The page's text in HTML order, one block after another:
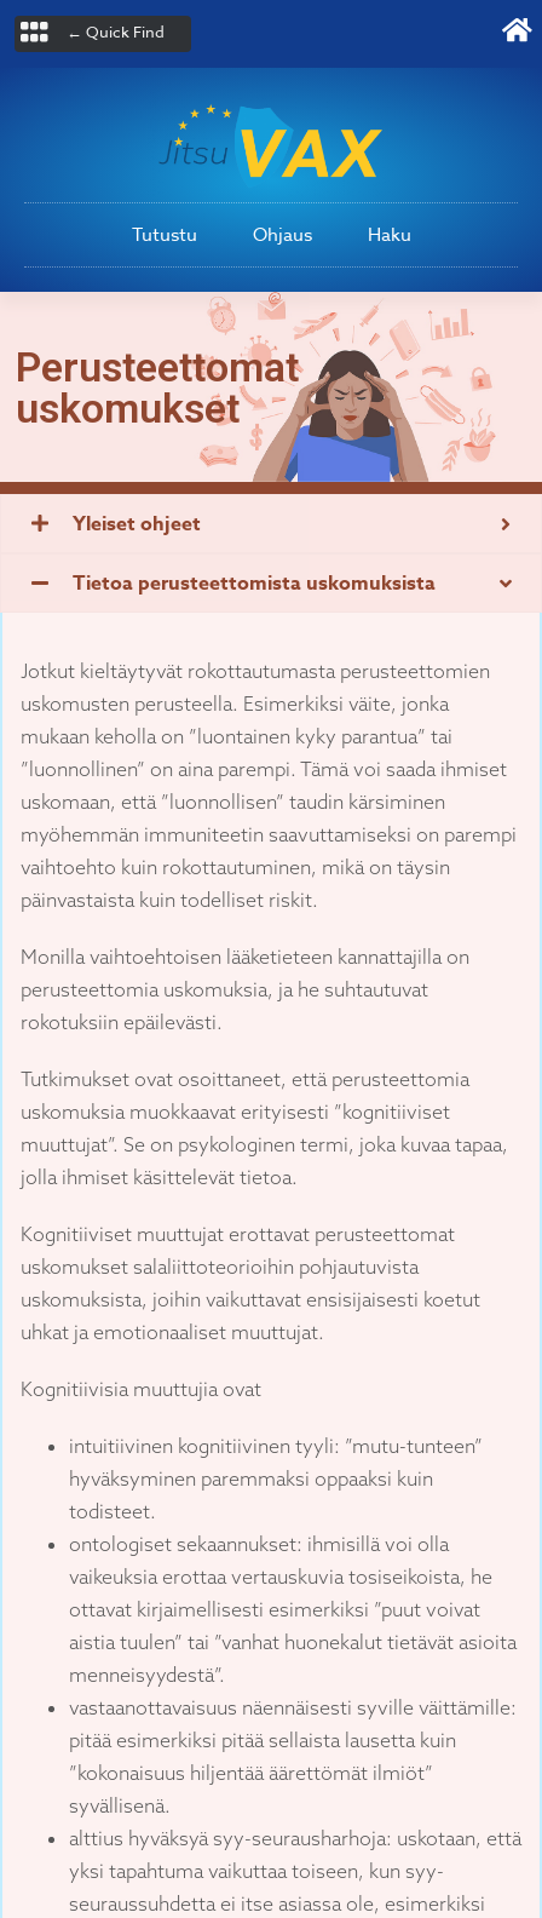
← Quick Find
Tutustu Ohjaus Haku
Perusteettomat
uskomukset
Yleiset ohjeet
Tietoa perusteettomista uskomuksista
Jotkut kieltäytyvät rokottautumasta perusteettomien
uskomusten perusteella. Esimerkiksi väite, jonka
mukaan keholla on ”luontainen kyky parantua” tai
”luonnollinen” on aina parempi. Tämä voi saada ihmiset
uskomaan, että ”luonnollisen” taudin kärsiminen
myöhemmän immuniteetin saavuttamiseksi on parempi
vaihtoehto kuin rokottautuminen, mikä on täysin
päinvastaista kuin todelliset riskit.
Monilla vaihtoehtoisen lääketieteen kannattajilla on
perusteettomia uskomuksia, ja he suhtautuvat
rokotuksiin epäilevästi.
Tutkimukset ovat osoittaneet, että perusteettomia
uskomuksia muokkaavat erityisesti ”kognitiiviset
muuttujat”. Se on psykologinen termi, joka kuvaa tapaa,
jolla ihmiset käsittelevät tietoa.
Kognitiiviset muuttujat erottavat perusteettomat
uskomukset salaliittoteorioihin pohjautuvista
uskomuksista, joihin vaikuttavat ensisijaisesti koetut
uhkat ja emotionaaliset muuttujat.
Kognitiivisia muuttujia ovat
intuitiivinen kognitiivinen tyyli: ”mutu-tunteen”
hyväksyminen paremmaksi oppaaksi kuin
todisteet.
ontologiset sekaannukset: ihmisillä voi olla
vaikeuksia erottaa vertauskuvia tosiseikoista, he
ottavat kirjaimellisesti esimerkiksi ”puut voivat
aistia tuulen” tai ”vanhat huonekalut tietävät asioita
menneisyydestä”.
vastaanottavaisuus näennäisesti syville väittämille:
pitää esimerkiksi pitää sellaista lausetta kuin
”kokonaisuus hiljentää äärettömät ilmiöt”
syvällisenä.
alttius hyväksyä syy-seurausharhoja: uskotaan, että
yksi tapahtuma vaikuttaa toiseen, kun syy-
seuraussuhdetta ei itse asiassa ole, esimerkiksi